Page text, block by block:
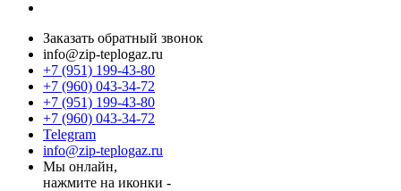
Заказать обратный звонок
info@zip-teplogaz.ru
+7 (951) 199-43-80
+7 (960) 043-34-72
+7 (951) 199-43-80
+7 (960) 043-34-72
Telegram
info@zip-teplogaz.ru
Мы онлайн,
нажмите на иконки -